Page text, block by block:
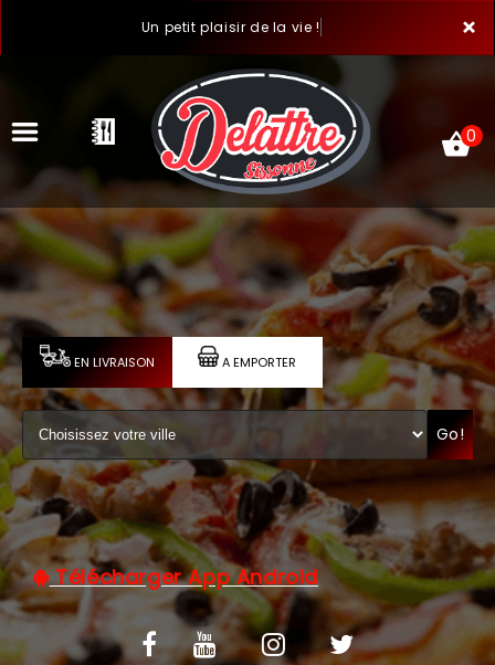
×
Un petit plaisir de la vie !
ACCUEIL
LA CARTE
VOTRE COMPTE
NOTRE RESTAURANT
VOS AVIS
MENTIONS LÉGALES
C.G.V
0
EN LIVRAISON A EMPORTER
Go!
Télécharger App Android